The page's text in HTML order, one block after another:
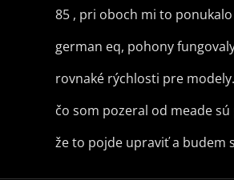
85 , pri oboch mi to
german eq, pohony
rovnaké rýchlosti pre
čo som pozeral od meade
že to pojde upraviť a budem